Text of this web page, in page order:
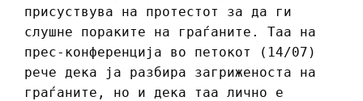
присуствува на протестот за да ги
слушне пораките на граѓаните. Таа на
прес-конференција во петокот (14/07)
рече дека ја разбира загриженоста на
граѓаните, но и дека таа лично е